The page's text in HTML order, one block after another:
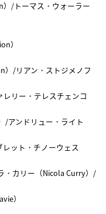
）/トーマス・ウォーラー
）
）/リアン・ストジメノフ
リー・テレスチェンコ
/アンドリュー・ライト
ット・チノーウェス
・カリー（Nicola Curry）/
）